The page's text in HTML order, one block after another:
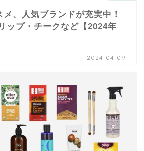
、人気ブランドが充実中！
ップ・チークなど【2024年
2024-04-09